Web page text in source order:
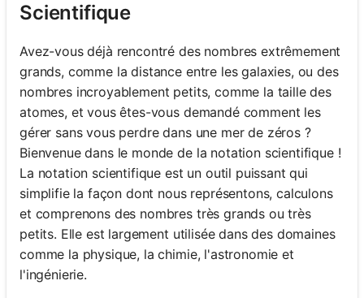
Scientifique
Avez-vous déjà rencontré des nombres extrêmement
grands, comme la distance entre les galaxies, ou des
nombres incroyablement petits, comme la taille des
atomes, et vous êtes-vous demandé comment les
gérer sans vous perdre dans une mer de zéros ?
Bienvenue dans le monde de la notation scientifique !
La notation scientifique est un outil puissant qui
simplifie la façon dont nous représentons, calculons
et comprenons des nombres très grands ou très
petits. Elle est largement utilisée dans des domaines
comme la physique, la chimie, l'astronomie et
l'ingénierie.